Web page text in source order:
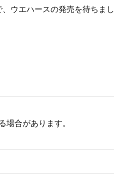
ウエハースの発売を待ちまし
場合があります。